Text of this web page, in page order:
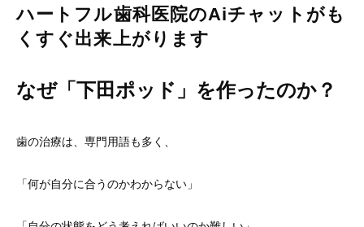
ハートフル歯科医院のAiチャットがも
くすぐ出来上がります
なぜ「下田ポッド」を作ったのか？
歯の治療は、専門用語も多く、
「何が自分に合うのかわからない」